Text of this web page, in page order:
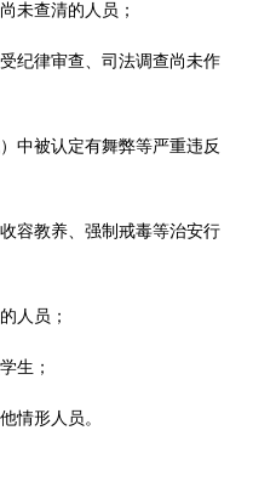
未查清的人员；
纪律审查、司法调查尚未作
中被认定有舞弊等严重违反
容教养、强制戒毒等治安行
人员；
生；
情形人员。